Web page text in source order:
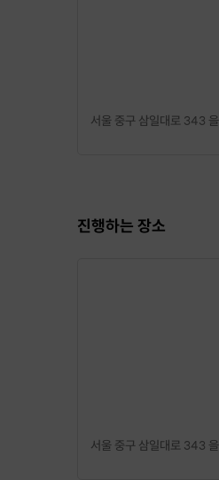
1차)
- 요즘 핫한 주식, 펀드,
서울 중구 삼일대로 343
진행하는 장소
서울 중구 삼일대로 343